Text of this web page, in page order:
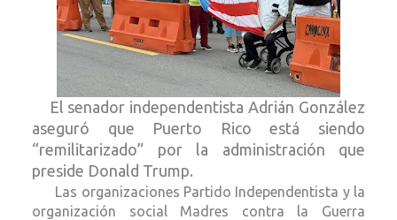
El senador independentista Adrián González
aseguró que Puerto Rico está siendo
“remilitarizado” por la administración que
preside Donald Trump.
Las organizaciones Partido Independentista y la
organización social Madres contra la Guerra